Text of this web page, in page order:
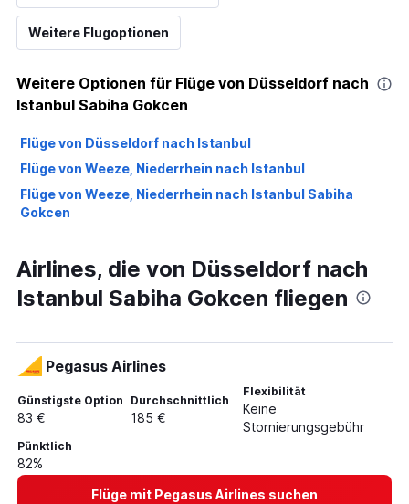
Weitere Flugoptionen
Weitere Optionen für Flüge von Düsseldorf nach
Istanbul Sabiha Gokcen
Flüge von Düsseldorf nach Istanbul
Flüge von Weeze, Niederrhein nach Istanbul
Flüge von Weeze, Niederrhein nach Istanbul Sabiha
Gokcen
Airlines, die von Düsseldorf nach
Istanbul Sabiha Gokcen fliegen
Pegasus Airlines
Günstigste Option
83 €
Durchschnittlich
185 €
Flexibilität
Keine
Stornierungsgebühr
Pünktlich
82%
Flüge mit Pegasus Airlines suchen